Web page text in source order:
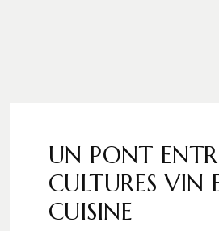
UN PONT
CULTURES VIN
CUISINE